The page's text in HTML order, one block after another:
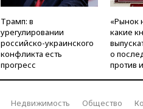
Трамп: в
урегулировании
российско-украинского
конфликта есть
прогресс
«Рынок
какие
о
против
Недвижимость Общество